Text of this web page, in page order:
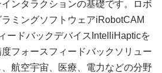
ンタラクションの基礎です。ロボ
ミングソフトウェアiRobotCAM
ードバックデバイスIntelliHapticを
フォースフィードバックソリュー
航空宇宙、医療、電力などの分野